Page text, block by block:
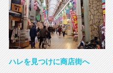
ハレを見つけに商店街へ